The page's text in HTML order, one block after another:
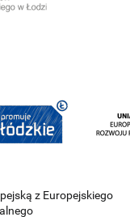
z Europejskiego